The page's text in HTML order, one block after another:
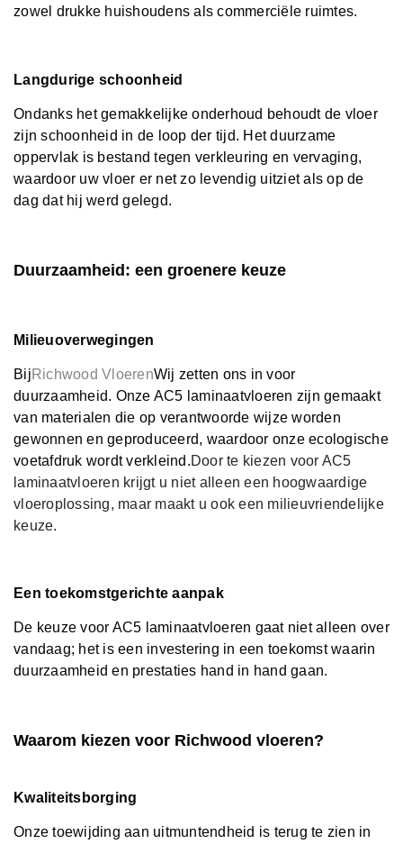
zowel drukke huishoudens als commerciële ruimtes.
Langdurige schoonheid
Ondanks het gemakkelijke onderhoud behoudt de vloer
zijn schoonheid in de loop der tijd. Het duurzame
oppervlak is bestand tegen verkleuring en vervaging,
waardoor uw vloer er net zo levendig uitziet als op de
dag dat hij werd gelegd.
Duurzaamheid: een groenere keuze
Milieuoverwegingen
Bij Richwood VloerenWij zetten ons in voor
duurzaamheid. Onze AC5 laminaatvloeren zijn gemaakt
van materialen die op verantwoorde wijze worden
gewonnen en geproduceerd, waardoor onze ecologische
voetafdruk wordt verkleind.Door te kiezen voor AC5
laminaatvloeren krijgt u niet alleen een hoogwaardige
vloeroplossing, maar maakt u ook een milieuvriendelijke
keuze.
Een toekomstgerichte aanpak
De keuze voor AC5 laminaatvloeren gaat niet alleen over
vandaag; het is een investering in een toekomst waarin
duurzaamheid en prestaties hand in hand gaan.
Waarom kiezen voor Richwood vloeren?
Kwaliteitsborging
Onze toewijding aan uitmuntendheid is terug te zien in